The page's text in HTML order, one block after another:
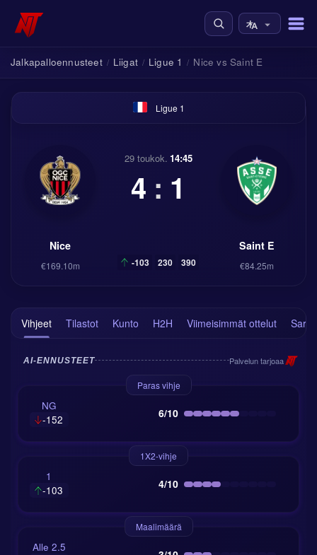
Jalkapalloennusteet / Liigat / Ligue 1 / Nice vs Saint E
Ligue 1
Nice
€169.10m
29 toukok. 14:45
4 : 1
-103 230 390
Saint E
€84.25m
Vihjeet Tilastot Kunto H2H Viimeisimmät ottelut
AI-ENNUSTEET Palvelun tarjoaa
Paras vihje
NG
-152
6/10
1X2-vihje
1
-103
4/10
Maalimäärä
Alle 2.5